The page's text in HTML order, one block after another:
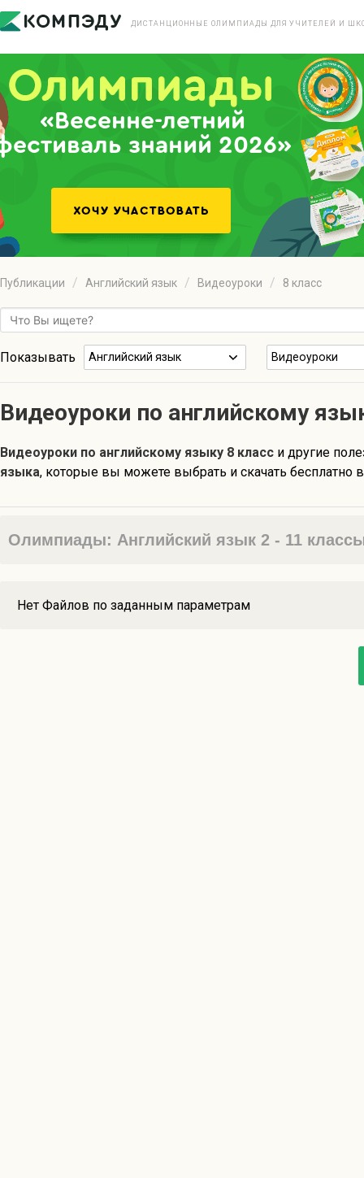
ДИСТАНЦИОННЫЕ ОЛИМПИАДЫ ДЛЯ УЧИТЕЛЕЙ И
«Весенне-летний
знаний 2026»
Публикации Английский язык Видеоуроки 8 класс
Показывать Английский язык Видеоуроки
Видеоуроки по английскому
Видеоуроки по английскому языку 8 класс и другие
языка, которые вы можете выбрать и скачать бесплатно
Олимпиады: Английский язык 2 - 11
Нет Файлов по заданным параметрам